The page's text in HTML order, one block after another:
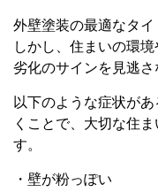
外壁塗装の最適なタイ
しかし、住まいの環
劣化のサインを見逃さ
以下のような症状が
くことで、大切な住
す。
・壁が粉っぽい